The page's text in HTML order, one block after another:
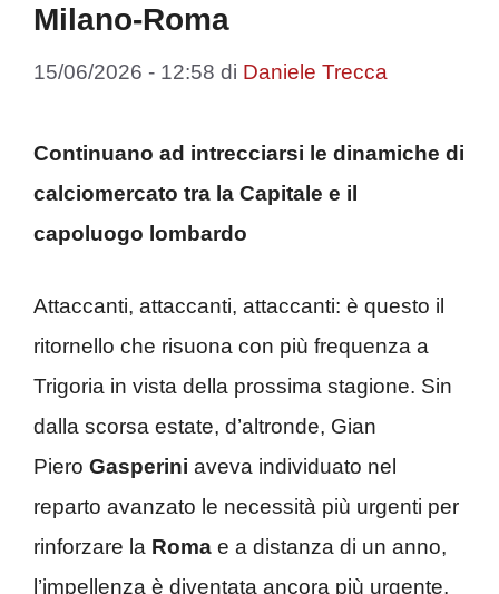
Milano-Roma
15/06/2026 - 12:58 di Daniele Trecca
Continuano ad intrecciarsi le dinamiche di
calciomercato tra la Capitale e il
capoluogo lombardo
Attaccanti, attaccanti, attaccanti: è questo il
ritornello che risuona con più frequenza a
Trigoria in vista della prossima stagione. Sin
dalla scorsa estate, d’altronde, Gian
Piero Gasperini aveva individuato nel
reparto avanzato le necessità più urgenti per
rinforzare la Roma e a distanza di un anno,
l’impellenza è diventata ancora più urgente,